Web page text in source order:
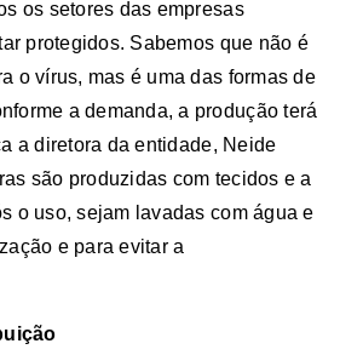
os setores das empresas
protegidos. Sabemos que não é
o vírus, mas é uma das formas de
a demanda, a produção terá
a diretora da entidade, Neide
são produzidas com tecidos e a
o uso, sejam lavadas com água e
e para evitar a